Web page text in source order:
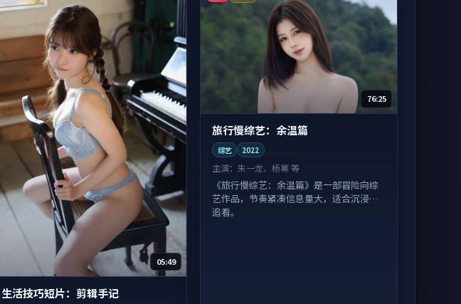
05:49
生活技巧短片：剪辑手记
76:25
旅行慢综艺：余温篇
综艺 2022
主演：朱一龙、杨幂 等
《旅行慢综艺：余温篇》是一部冒险向综
艺作品，节奏紧凑信息量大，适合沉浸式
追看。